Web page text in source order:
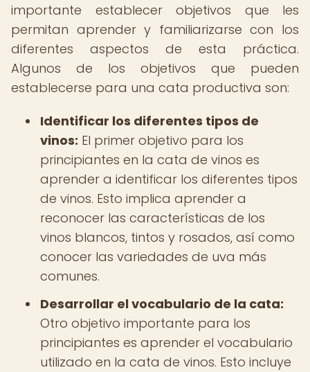
importante establecer objetivos que les
permitan aprender y familiarizarse con los
diferentes aspectos de esta práctica.
Algunos de los objetivos que pueden
establecerse para una cata productiva son:
Identificar los diferentes tipos de
vinos: El primer objetivo para los
principiantes en la cata de vinos es
aprender a identificar los diferentes tipos
de vinos. Esto implica aprender a
reconocer las características de los
vinos blancos, tintos y rosados, así como
conocer las variedades de uva más
comunes.
Desarrollar el vocabulario de la cata:
Otro objetivo importante para los
principiantes es aprender el vocabulario
utilizado en la cata de vinos. Esto incluye